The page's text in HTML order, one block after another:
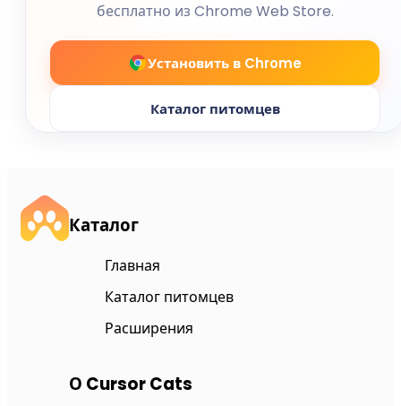
бесплатно из Chrome Web Store.
Установить в Chrome
Каталог питомцев
Каталог
Главная
Каталог питомцев
Расширения
О Cursor Cats